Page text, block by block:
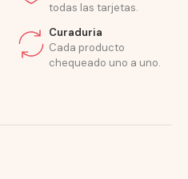
todas las tarjetas.
Curaduria
Cada producto
chequeado uno a uno.